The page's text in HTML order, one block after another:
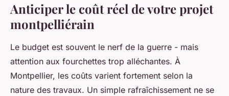
Anticiper le coût réel de votre projet
montpelliérain
Le budget est souvent le nerf de la guerre - mais
attention aux fourchettes trop alléchantes. À
Montpellier, les coûts varient fortement selon la
nature des travaux. Un simple rafraîchissement ne se